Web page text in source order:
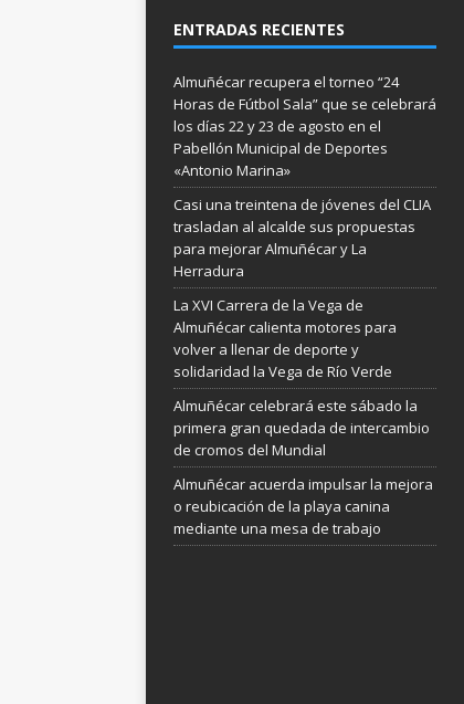
ENTRADAS RECIENTES
Almuñécar recupera el torneo “24
Horas de Fútbol Sala” que se celebrará
los días 22 y 23 de agosto en el
Pabellón Municipal de Deportes
«Antonio Marina»
Casi una treintena de jóvenes del CLIA
trasladan al alcalde sus propuestas
para mejorar Almuñécar y La
Herradura
La XVI Carrera de la Vega de
Almuñécar calienta motores para
volver a llenar de deporte y
solidaridad la Vega de Río Verde
Almuñécar celebrará este sábado la
primera gran quedada de intercambio
de cromos del Mundial
Almuñécar acuerda impulsar la mejora
o reubicación de la playa canina
mediante una mesa de trabajo